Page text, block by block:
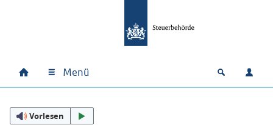
Hauptnavigation
Home Menü Open
Vorlesen